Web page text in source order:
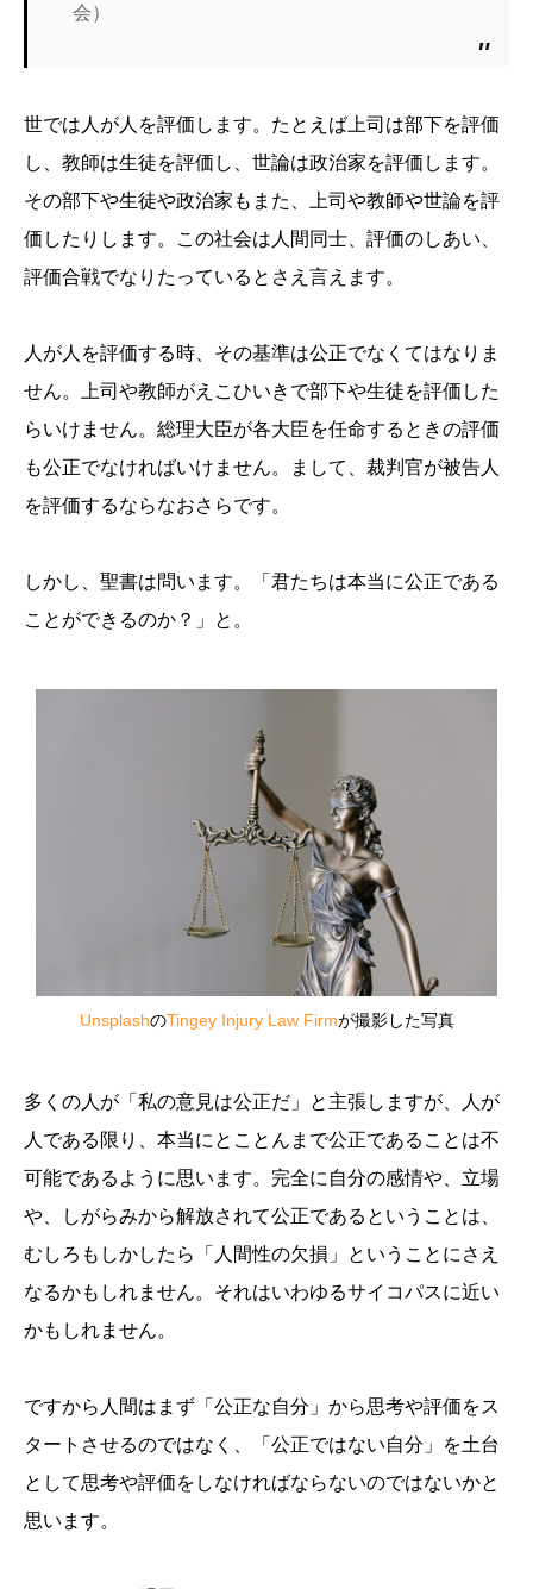
会）
世では人が人を評価します。たとえば上司は部下を評価
し、教師は生徒を評価し、世論は政治家を評価します。
その部下や生徒や政治家もまた、上司や教師や世論を評
価したりします。この社会は人間同士、評価のしあい、
評価合戦でなりたっているとさえ言えます。
人が人を評価する時、その基準は公正でなくてはなりま
せん。上司や教師がえこひいきで部下や生徒を評価した
らいけません。総理大臣が各大臣を任命するときの評価
も公正でなければいけません。まして、裁判官が被告人
を評価するならなおさらです。
しかし、聖書は問います。「君たちは本当に公正である
ことができるのか？」と。
UnsplashのTingey Injury Law Firmが撮影した写真
多くの人が「私の意見は公正だ」と主張しますが、人が
人である限り、本当にとことんまで公正であることは不
可能であるように思います。完全に自分の感情や、立場
や、しがらみから解放されて公正であるということは、
むしろもしかしたら「人間性の欠損」ということにさえ
なるかもしれません。それはいわゆるサイコパスに近い
かもしれません。
ですから人間はまず「公正な自分」から思考や評価をス
タートさせるのではなく、「公正ではない自分」を土台
として思考や評価をしなければならないのではないかと
思います。